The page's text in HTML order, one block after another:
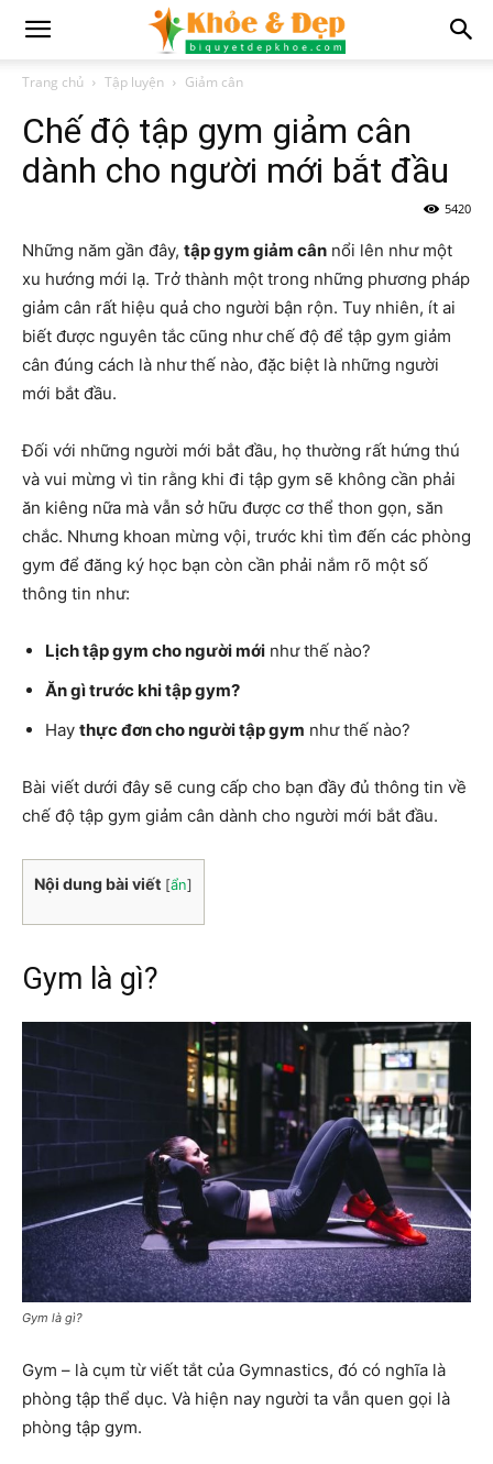
Trang chủ Tập luyện Giảm cân
Chế độ tập gym giảm cân
dành cho người mới bắt đầu
5420
Những năm gần đây, tập gym giảm cân nổi lên như một
xu hướng mới lạ. Trở thành một trong những phương pháp
giảm cân rất hiệu quả cho người bận rộn. Tuy nhiên, ít ai
biết được nguyên tắc cũng như chế độ để tập gym giảm
cân đúng cách là như thế nào, đặc biệt là những người
mới bắt đầu.
Đối với những người mới bắt đầu, họ thường rất hứng thú
và vui mừng vì tin rằng khi đi tập gym sẽ không cần phải
ăn kiêng nữa mà vẫn sở hữu được cơ thể thon gọn, săn
chắc. Nhưng khoan mừng vội, trước khi tìm đến các phòng
gym để đăng ký học bạn còn cần phải nắm rõ một số
thông tin như:
Lịch tập gym cho người mới như thế nào?
Ăn gì trước khi tập gym?
Hay thực đơn cho người tập gym như thế nào?
Bài viết dưới đây sẽ cung cấp cho bạn đầy đủ thông tin về
chế độ tập gym giảm cân dành cho người mới bắt đầu.
Nội dung bài viết [ẩn]
Gym là gì?
Gym là gì?
Gym – là cụm từ viết tắt của Gymnastics, đó có nghĩa là
phòng tập thể dục. Và hiện nay người ta vẫn quen gọi là
phòng tập gym.